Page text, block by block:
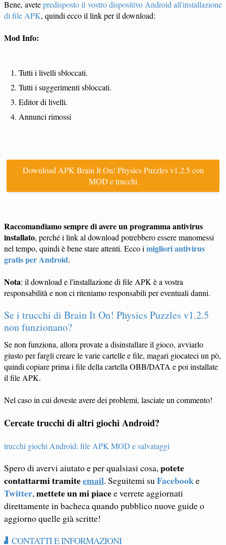
Bene, avetepredisposto il vostro dispositivo Android all'installazione
di file APK, quindi ecco il link per il download:
Mod Info:
Tutti i livelli sbloccati.
Tutti i suggerimenti sbloccati.
Editor di livelli.
Annunci rimossi
Download APK Brain It On! Physics Puzzles v1.2.5 con
MOD e trucchi
Raccomandiamo sempre di avere un programma antivirus
installato, perché i link al download potrebbero essere manomessi
nel tempo, quindi è bene stare attenti. Ecco i migliori antivirus
gratis per Android.
Nota: il download e l'installazione di file APK è a vostra
responsabilità e non ci riteniamo responsabili per eventuali danni.
Se i trucchi di Brain It On! Physics Puzzles v1.2.5
non funzionano?
Se non funziona, allora provate a disinstallare il gioco, avviarlo
giusto per fargli creare le varie cartelle e file, magari giocateci un pò,
quindi copiare prima i file della cartella OBB/DATA e poi installate
il file APK.
Nel caso in cui doveste avere dei problemi, lasciate un commento!
Cercate trucchi di altri giochi Android?
trucchi giochi Android: file APK MOD e salvataggi
Spero di avervi aiutato e per qualsiasi cosa, potete
contattarmi tramiteemail. Seguitemi su Facebooke
Twitter, mettete un mi piacee verrete aggiornati
direttamente in bacheca quando pubblico nuove guide o
aggiorno quelle già scritte!
CONTATTI E INFORMAZIONI